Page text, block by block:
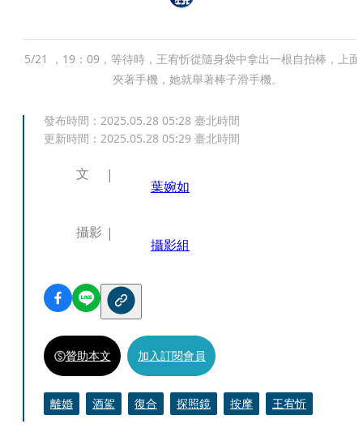
5/21 ，19：09，等待時，王宥忻從隨身袋中拿出一根自拍棒，上面
夾著手機，她就舉著棒子滑手機。
發布時間： 2025.05.28 05:28 臺北時間
更新時間： 2025.05.28 05:29 臺北時間
文
葉婉如
攝影
攝影組
贊助本文 加入訂閱會員
離婚 酒駕 復合 探照鏡 按摩 王宥忻